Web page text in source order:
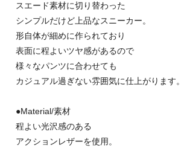
スエード素材に切り替わった
シンプルだけど上品なスニーカー。
形自体が細めに作られており
表面に程よいツヤ感があるので
様々なパンツに合わせても
カジュアル過ぎない雰囲気に仕上がります。
●Material/素材
程よい光沢感のある
アクションレザーを使用。